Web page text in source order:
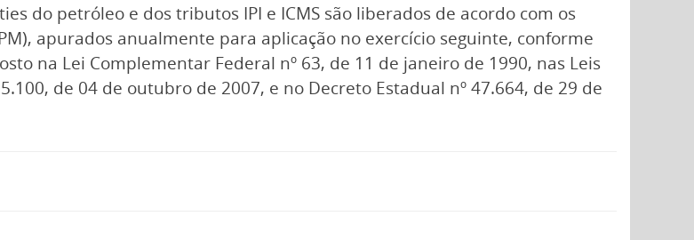
do petróleo e dos tributos IPI e ICMS são liberados de acordo com os
apurados anualmente para aplicação no exercício seguinte, conforme
na Lei Complementar Federal nº 63, de 11 de janeiro de 1990, nas Leis
de 04 de outubro de 2007, e no Decreto Estadual nº 47.664, de 29 de